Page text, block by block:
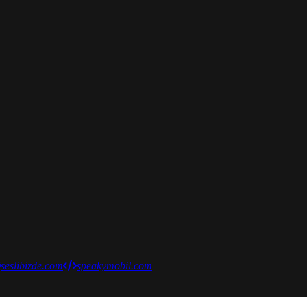
seslibizde.com
speakymobil.com